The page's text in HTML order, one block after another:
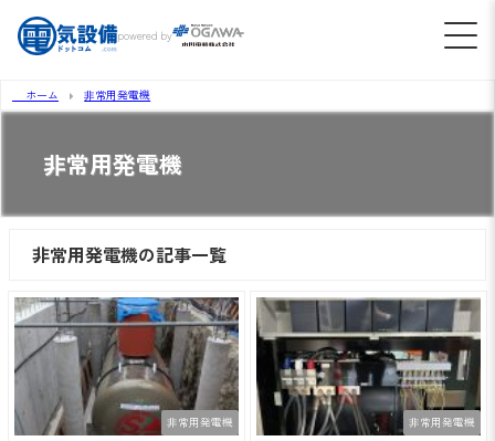
powered by
ホーム 非常用発電機
非常用発電機
非常用発電機の記事一覧
非常用発電機 非常用発電機